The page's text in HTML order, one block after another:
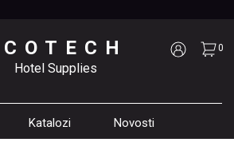
Katalozi Novosti
Hotel Supplies
0